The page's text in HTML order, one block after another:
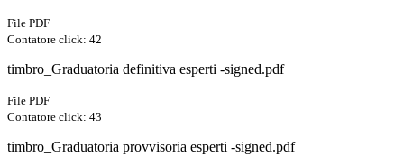
File PDF
Contatore click: 42
timbro_Graduatoria definitiva esperti -signed.pdf
File PDF
Contatore click: 43
timbro_Graduatoria provvisoria esperti -signed.pdf